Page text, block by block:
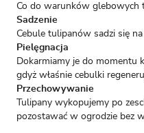
Co do warunków glebowych
Sadzenie
Cebule tulipanów sadzi się
Pielęgnacja
Dokarmiamy je do momentu
gdyż właśnie cebulki
Przechowywanie
Tulipany wykopujemy po
pozostawać w ogrodzie bez